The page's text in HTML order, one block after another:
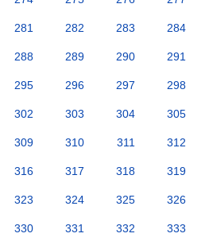
281 282 283 284
288 289 290 291
295 296 297 298
302 303 304 305
309 310 311 312
316 317 318 319
323 324 325 326
330 331 332 333